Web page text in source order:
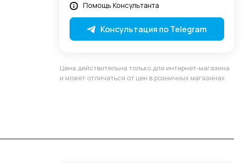
Помощь Консультанта
Консультация по Telegram
Цена действительна только для интернет-магазина
и может отличаться от цен в розничных магазинах